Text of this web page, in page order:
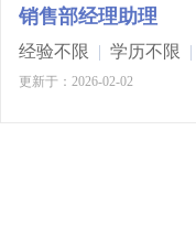
销售部经理助理
经验不限 | 学历不限 |
更新于：2026-02-02